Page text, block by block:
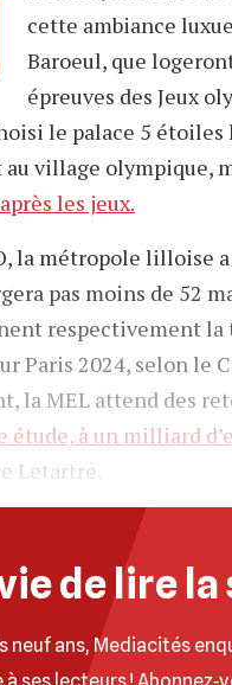
cette ambiance
Baroeul, que
épreuves des Jeux
le palace 5 étoiles
village olympique,
les jeux.
la métropole lilloise
pas moins de 52
respectivement la
Paris 2024, selon le
la MEL attend des
étude, à un milliard
Letartre.
de lire la
neuf ans, Mediacités